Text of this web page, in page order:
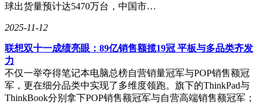
球出货量预计达5470万台，中国市…
2025-11-12
联想双十一成绩亮眼：89亿销售额揽19冠 平板与多品类齐发
力
不仅一举夺得笔记本电脑总榜自营销量冠军与POP销售额冠
军，更在细分品类中实现了多维度领跑。旗下的ThinkPad与
ThinkBook分别拿下POP销售额冠军与自营高端销售额冠军；